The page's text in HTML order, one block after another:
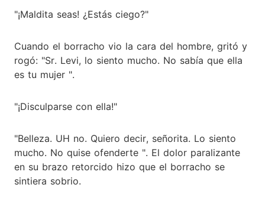
"¡Maldita seas! ¿Estás ciego?"
Cuando el borracho vio la cara del hombre, gritó y
rogó: "Sr. Levi, lo siento mucho. No sabía que ella
es tu mujer ".
"¡Disculparse con ella!"
"Belleza. UH no. Quiero decir, señorita. Lo siento
mucho. No quise ofenderte ". El dolor paralizante
en su brazo retorcido hizo que el borracho se
sintiera sobrio.